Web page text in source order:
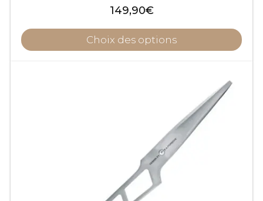
149,90€
Choix des options